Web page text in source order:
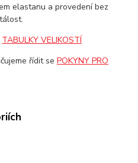
elastanu a provedení bez
TABULKY VELIKOSTÍ
řídit sePOKYNY PRO